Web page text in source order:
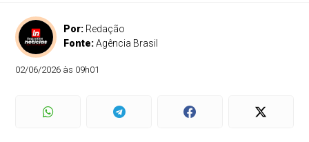
Por: Redação
Fonte:Agência Brasil
02/06/2026 às 09h01